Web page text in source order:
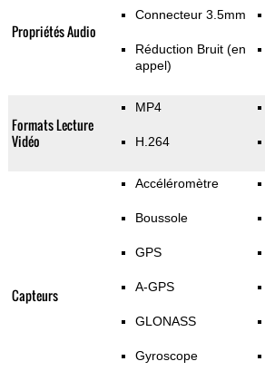
Propriétés Audio
Connecteur 3.5mm
Réduction Bruit (en
appel)
Formats Lecture
Vidéo
MP4
H.264
Capteurs
Accéléromètre
Boussole
GPS
A-GPS
GLONASS
Gyroscope